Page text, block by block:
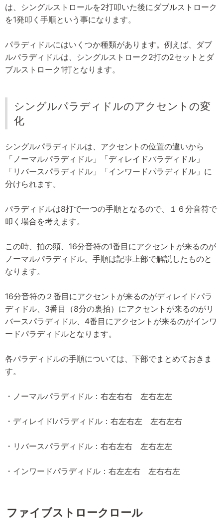
は、シングルストロールを2打叩いた後にダブルストローク
を1発叩く手順という事になります。
パラディドルにはいくつか種類があります。例えば、ダブ
ルパラディドルは、シングルストローク2打の2セットとダ
ブルストローク1打となります。
シングルパラディドルのアクセントの変
化
シングルパラディドルは、アクセントの位置の違いから
「ノーマルパラディドル」「ディレイドパラディドル」
「リバースパラディドル」「インワードパラディドル」に
分けられます。
パラディドルは8打で一つの手順となるので、１６分音符で
叩く場合を考えます。
この時、拍の頭、16分音符の1番目にアクセントが来るのが
ノーマルパラディドル。手順は記事上部で解説したものと
なります。
16分音符の２番目にアクセントが来るのがディレイドパラ
ディドル、3番目（8分の裏拍）にアクセントが来るのがリ
バースパラディドル、4番目にアクセントが来るのがインワ
ードパラディドルとなります。
各パラディドルの手順については、下部でまとめておきま
す。
・ノーマルパラディドル：右左右右 左右左左
・ディレイドlパラディドル：右左右左 左右左右
・リバースパラディドル：右右左右 左右左左
・インワードパラディドル：右左左右 左右右左
ファイブストロークロール